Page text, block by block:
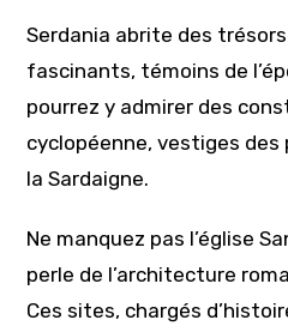
Serdania abrite des
fascinants, témoins de
pourrez y admirer des
cyclopéenne, vestiges
la Sardaigne.
Ne manquez pas l’église
perle de l’architecture
Ces sites, chargés